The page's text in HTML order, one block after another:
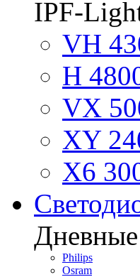
IPF-
VH
H
VX
XY
X6
Philips
Osram